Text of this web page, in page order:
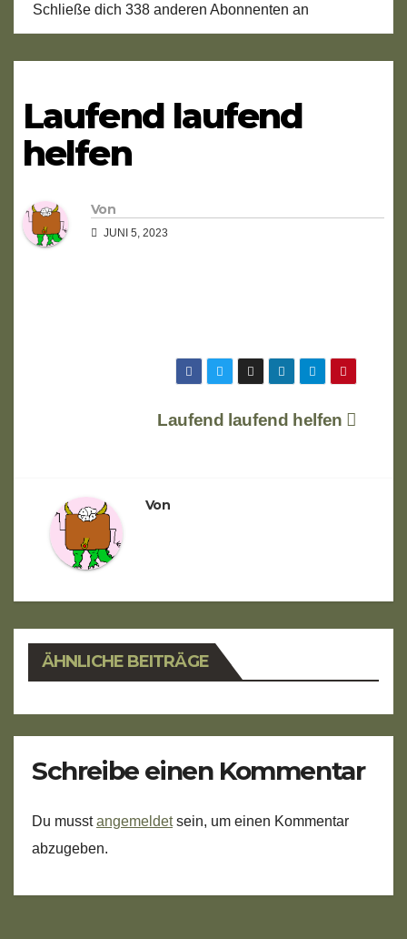
Schließe dich 338 anderen Abonnenten an
Laufend laufend
helfen
Von
JUNI 5, 2023
Beitragsnavigation
Laufend laufend helfen
Von
ÄHNLICHE BEITRÄGE
Schreibe einen Kommentar
Du musstangemeldetsein, um einen Kommentar
abzugeben.